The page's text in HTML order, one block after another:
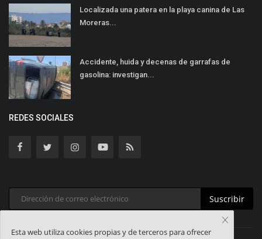
Localizada una patera en la playa canina de Las
Moreras...
Accidente, huida y decenas de garrafas de
gasolina: investigan...
REDES SOCIALES
Suscribir
Esta web utiliza cookies propias y de terceros para ofrecer